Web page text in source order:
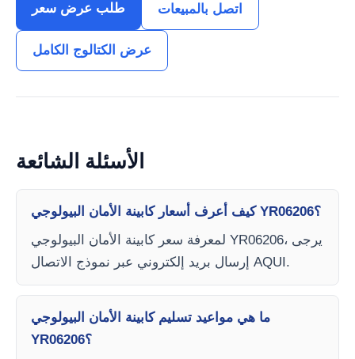
طلب عرض سعر اتصل بالمبيعات
عرض الكتالوج الكامل
الأسئلة الشائعة
كيف أعرف أسعار كابينة الأمان البيولوجي YR06206؟
لمعرفة سعر كابينة الأمان البيولوجي YR06206، يرجى
إرسال بريد إلكتروني عبر نموذج الاتصال AQUI.
ما هي مواعيد تسليم كابينة الأمان البيولوجي
YR06206؟